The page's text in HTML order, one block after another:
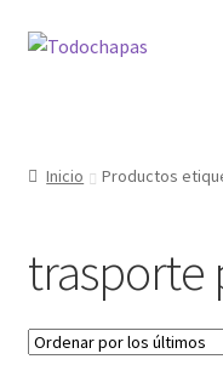
Inicio Productos
trasporte